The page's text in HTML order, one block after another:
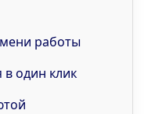
работы
один клик